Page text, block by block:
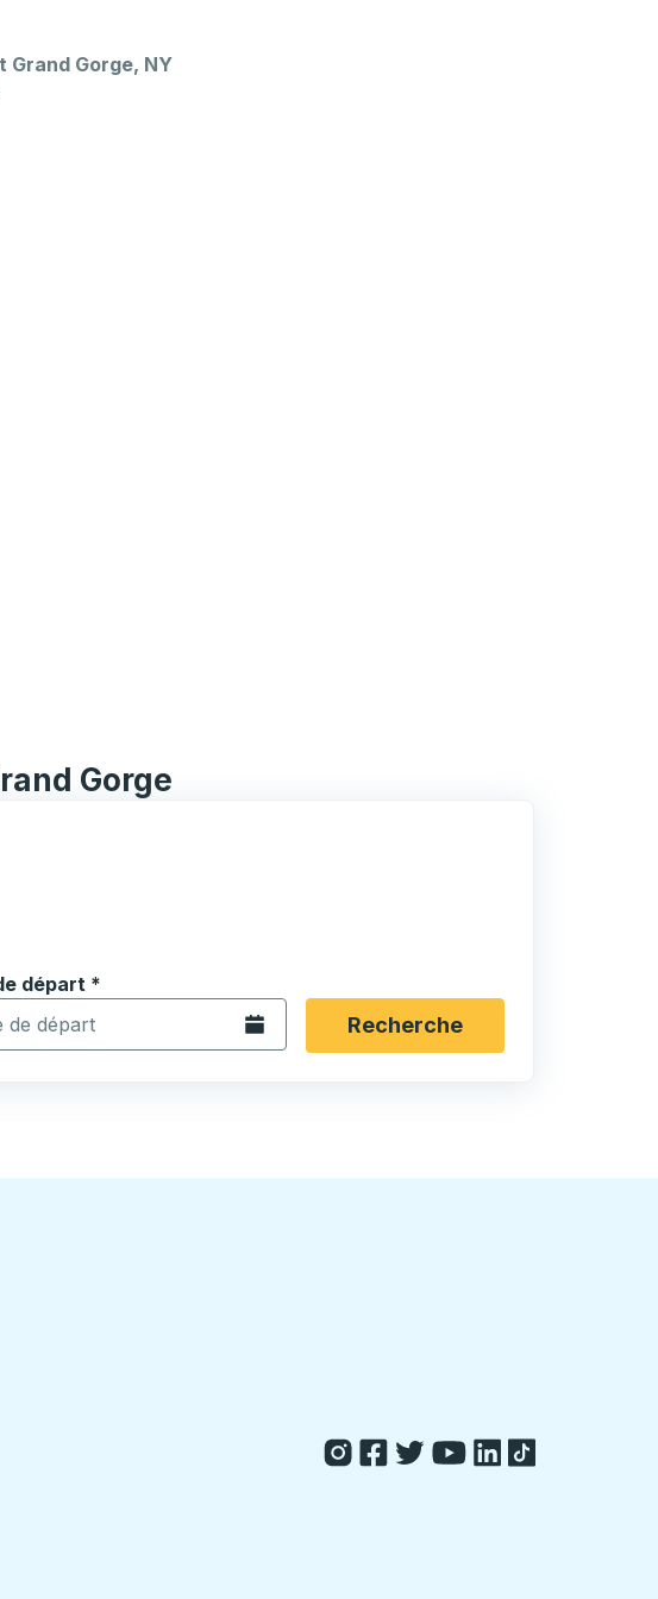
Gorge, NY
Gorge
touches fléchées pour accéder à la ville d'origine souhaitée, puis
ouvrir les options de localisation, puis utilisez les touches fléchées
départ *
la date au format date Barre oblique du mois à 2 chiffres Barre
Ouvrez le calendrier.Recherche